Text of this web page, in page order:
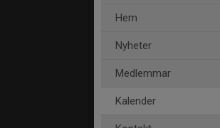
Hem
Nyheter
Medlemmar
Kalender